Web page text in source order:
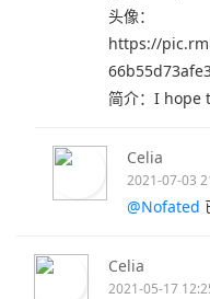
头像：
https://
简介：I hope
Celia
2021-07-03
@Nofated
Celia
2021-05-17